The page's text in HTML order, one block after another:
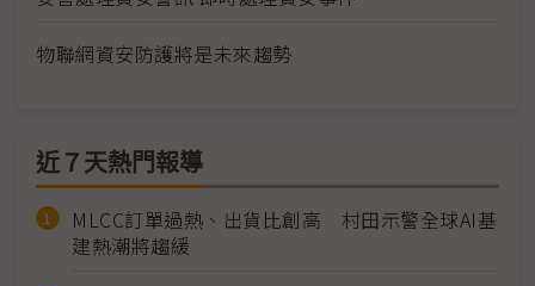
物聯網資安防護將是未來趨勢
近７天熱門報導
MLCC訂單過熱、出貨比創高 村田示警全球AI基
建熱潮將趨緩